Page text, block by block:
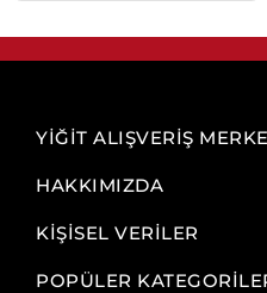
YİĞİT ALIŞVERİŞ
HAKKIMIZDA
KİŞİSEL VERİLER
POPÜLER